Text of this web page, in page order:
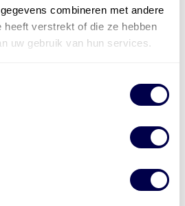
combineren met andere
heeft verstrekt of die ze hebben
uw gebruik van hun services.
,Roba ,de Groot